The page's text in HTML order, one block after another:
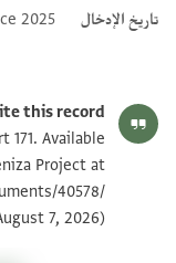
تاريخ الإدخال
2025
this record:
171. Available
Project at
40578/
7, 2026).